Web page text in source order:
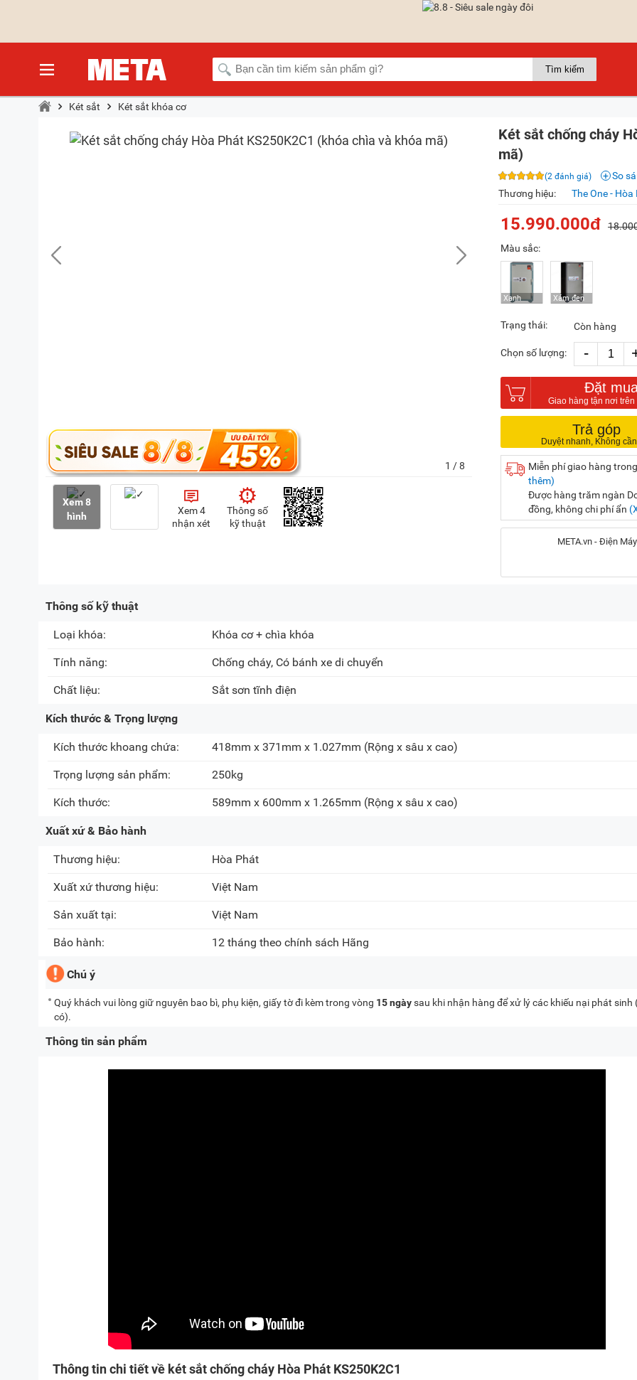
Két sắt Két sắt khóa cơ
1 / 8
Xem 8
hình
Xem 4
nhận xét
Thông số
kỹ thuật
Két sắt chống cháy
mã)
(2 đánh giá)
So
Thương hiệu:
The One - Hòa
15.990.000đ
Màu sắc:
Trạng thái: Còn hàng
Chọn số lượng: -
Đặt
Trả góp
Miễn phí giao hàng
thêm)
Được hàng trăm ngàn
đồng, không chi phí ẩn
META.vn - Điện
Địa chỉ:
Thông số kỹ thuật
Loại khóa: Khóa cơ + chìa khóa
Tính năng: Chống cháy, Có bánh xe di chuyển
Chất liệu: Sắt sơn tĩnh điện
Kích thước & Trọng lượng
Kích thước khoang chứa: 418mm x 371mm x 1.027mm (Rộng x sâu x cao)
Trọng lượng sản phẩm: 250kg
Kích thước: 589mm x 600mm x 1.265mm (Rộng x sâu x cao)
Xuất xứ & Bảo hành
Thương hiệu: Hòa Phát
Xuất xứ thương hiệu: Việt Nam
Sản xuất tại: Việt Nam
Bảo hành: 12 tháng theo chính sách Hãng
Chú ý
Quý khách vui lòng giữ nguyên bao bì, phụ kiện, giấy tờ đi kèm trong vòng 15 ngàysau khi nhận hàng để xử lý các khiếu nại phát sinh
có).
Thông tin sản phẩm
Thông tin chi tiết về két sắt chống cháy Hòa Phát KS250K2C1